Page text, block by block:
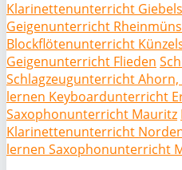
Klarinettenunterricht
Geigenunterricht
Blockflötenunterricht
Geigenunterricht Flieden
Schlagzeugunterricht
lernen Keyboardunterricht
Saxophonunterricht Mauritz
Klarinettenunterricht
lernen Saxophonunterricht